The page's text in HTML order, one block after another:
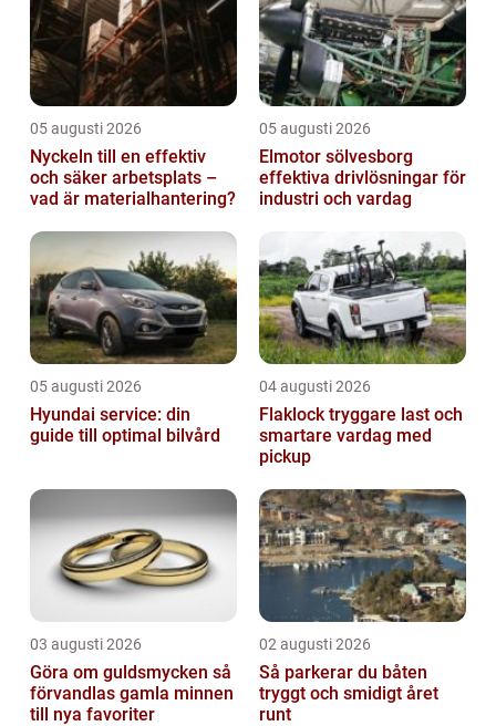
05 augusti 2026
Nyckeln till en effektiv
och säker arbetsplats –
vad är materialhantering?
05 augusti 2026
Elmotor sölvesborg
effektiva drivlösningar för
industri och vardag
05 augusti 2026
Hyundai service: din
guide till optimal bilvård
04 augusti 2026
Flaklock tryggare last och
smartare vardag med
pickup
03 augusti 2026
Göra om guldsmycken så
förvandlas gamla minnen
till nya favoriter
02 augusti 2026
Så parkerar du båten
tryggt och smidigt året
runt